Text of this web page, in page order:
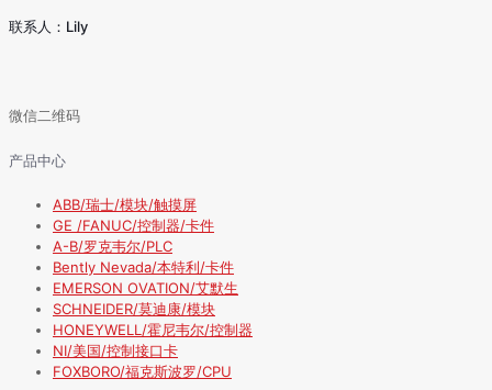
联系人：Lily
微信二维码
产品中心
ABB/瑞士/模块/触摸屏
GE /FANUC/控制器/卡件
A-B/罗克韦尔/PLC
Bently Nevada/本特利/卡件
EMERSON OVATION/艾默生
SCHNEIDER/莫迪康/模块
HONEYWELL/霍尼韦尔/控制器
NI/美国/控制接口卡
FOXBORO/福克斯波罗/CPU